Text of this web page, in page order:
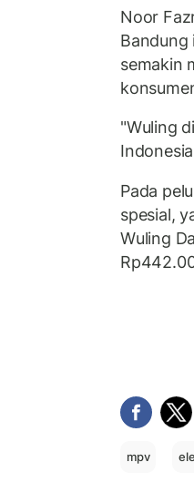
Noor
Bandung
semakin
"Wuling
Pada
spesial,
Wuling
mpv